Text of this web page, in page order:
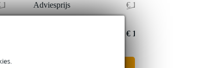
1.413,-
Adviesprijs
€ 1.053,-
€ 1.049,-